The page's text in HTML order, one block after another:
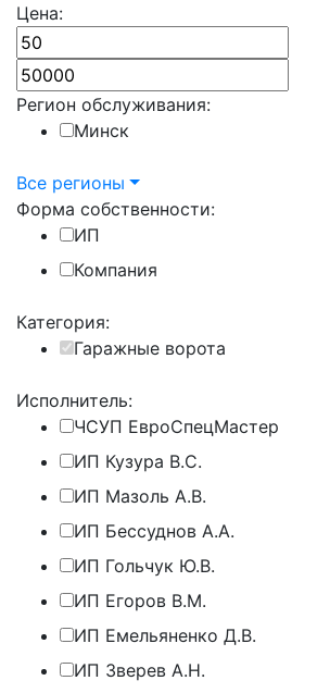
Цена:
Регион обслуживания:
Минск
Все регионы
Форма собственности:
ИП
Компания
Категория:
Гаражные ворота
Исполнитель:
ЧСУП ЕвроСпецМастер
ИП Кузура В.С.
ИП Мазоль А.В.
ИП Бессуднов А.А.
ИП Гольчук Ю.В.
ИП Егоров В.М.
ИП Емельяненко Д.В.
ИП Зверев А.Н.